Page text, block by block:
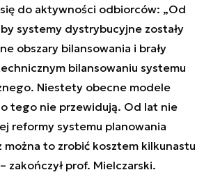
do aktywności odbiorców: „Od
systemy dystrybucyjne zostały
obszary bilansowania i brały
bilansowaniu systemu
Niestety obecne modele
tego nie przewidują. Od lat nie
reformy systemu planowania
można to zrobić kosztem kilkunastu
zakończył prof. Mielczarski.